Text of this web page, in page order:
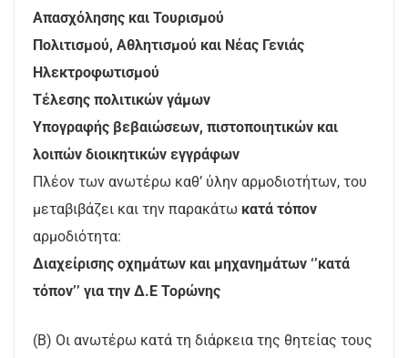
Απασχόλησης και Τουρισμού
Πολιτισμού, Αθλητισμού και Νέας Γενιάς
Ηλεκτροφωτισμού
Τέλεσης πολιτικών γάμων
Υπογραφής βεβαιώσεων, πιστοποιητικών και
λοιπών διοικητικών εγγράφων
Πλέον των ανωτέρω καθ’ ύλην αρμοδιοτήτων, του
μεταβιβάζει και την παρακάτω κατά τόπον
αρμοδιότητα:
Διαχείρισης οχημάτων και μηχανημάτων ‘’κατά
τόπον’’ για την Δ.Ε Τορώνης
(B) Οι ανωτέρω κατά τη διάρκεια της θητείας τους